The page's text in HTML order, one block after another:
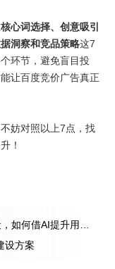
核心词选择、创意吸引
洞察和竞品策略这7
环节，避免盲目投
让百度竞价广告真正
妨对照以上7点，找
！
如何借AI提升用户
设方案